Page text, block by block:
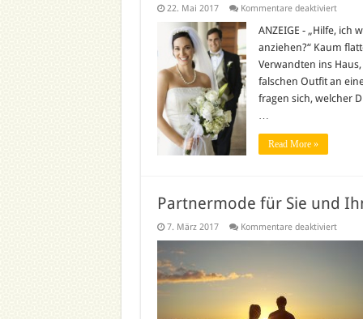
22. Mai 2017 Kommentare deaktiviertfür
für
Tag
der
Kleid
als
ANZEIGE - „Hilfe, ich
anziehen?“ Kaum
Verwandten ins
falschen Outfit an
fragen sich, welcher
…
Read More »
Partnermode für Sie und
7. März 2017 Kommentare deaktiviertfür